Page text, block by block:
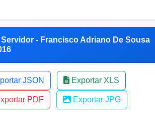
Servidor - Francisco Adriano De Sousa
JSON Exportar XLS
PDF Exportar JPG